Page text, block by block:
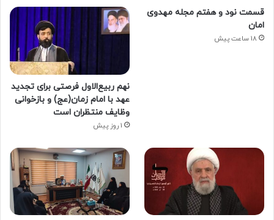
قسمت نود و هفتم مجله مهدوی
امان
18 ساعت پیش
نهم ربیع‌الاول فرصتی برای تجدید
عهد با امام زمان(عج) و بازخوانی
وظایف منتظران است
1 روز پیش